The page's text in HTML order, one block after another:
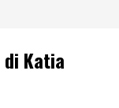
Katia